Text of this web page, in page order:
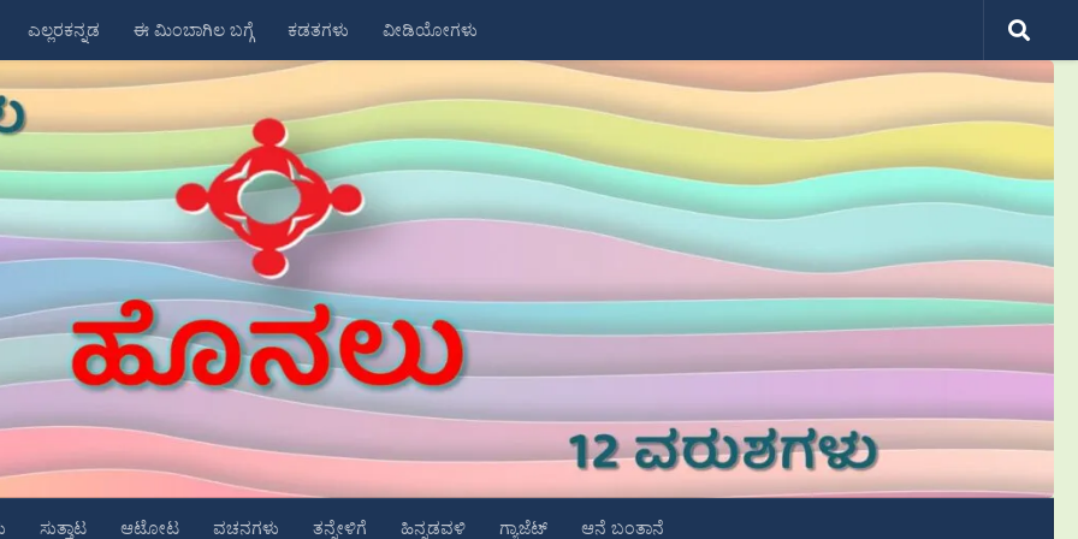
ಎಲ್ಲರಕನ್ನಡ ಈ ಮಿಂಬಾಗಿಲ ಬಗ್ಗೆ ಕಡತಗಳು ವೀಡಿಯೋಗಳು
ಸುತ್ತಾಟ ಆಟೋಟ ವಚನಗಳು ತನ್ನೇಳಿಗೆ ಹಿನ್ನಡವಳಿ ಗ್ಯಾಜೆಟ್ ಆನೆ ಬಂತಾನೆ